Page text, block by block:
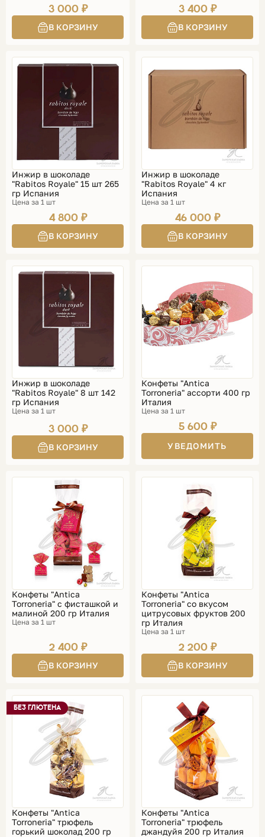
3 000 ₽ 3 400 ₽
Инжир в шоколаде
"Rabitos Royale" 15 шт 265
гр Испания
Цена за 1 шт
4 800 ₽
Инжир в шоколаде
"Rabitos Royale" 4 кг
Испания
Цена за 1 шт
46 000 ₽
Инжир в шоколаде
"Rabitos Royale" 8 шт 142
гр Испания
Цена за 1 шт
3 000 ₽
Конфеты "Antica
Torroneria" ассорти 400 гр
Италия
Цена за 1 шт
5 600 ₽
УВЕДОМИТЬ
Конфеты "Antica
Torroneria" с фисташкой и
малиной 200 гр Италия
Цена за 1 шт
2 400 ₽
Конфеты "Antica
Torroneria" со вкусом
цитрусовых фруктов 200
гр Италия
Цена за 1 шт
2 200 ₽
БЕЗ ГЛЮТЕНА
Конфеты "Antica
Torroneria" трюфель
горький шоколад 200 гр
Конфеты "Antica
Torroneria" трюфель
джандуйя 200 гр Италия